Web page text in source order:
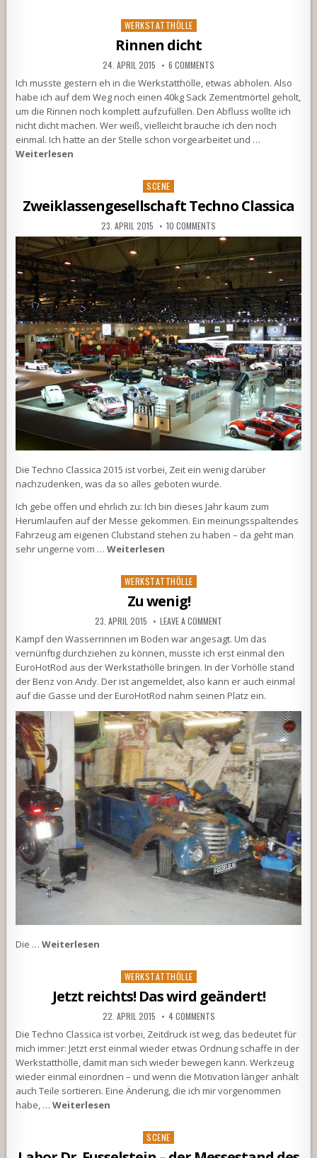
Posted
in
WERKSTATTHÖLLE
Rinnen dicht
24. APRIL 2015 6 COMMENTS
Ich musste gestern eh in die Werkstatthölle, etwas abholen. Also
habe ich auf dem Weg noch einen 40kg Sack Zementmörtel geholt,
um die Rinnen noch komplett aufzufüllen. Den Abfluss wollte ich
nicht dicht machen. Wer weiß, vielleicht brauche ich den noch
einmal. Ich hatte an der Stelle schon vorgearbeitet und …
Weiterlesen
Posted
in
SCENE
Zweiklassengesellschaft Techno Classica
23. APRIL 2015 10 COMMENTS
Die Techno Classica 2015 ist vorbei, Zeit ein wenig darüber
nachzudenken, was da so alles geboten wurde.
Ich gebe offen und ehrlich zu: Ich bin dieses Jahr kaum zum
Herumlaufen auf der Messe gekommen. Ein meinungsspaltendes
Fahrzeug am eigenen Clubstand stehen zu haben – da geht man
sehr ungerne vom …Weiterlesen
Posted
WERKSTATTHÖLLE
Zu wenig!
23. APRIL 2015 LEAVE A COMMENT
Kampf den Wasserrinnen im Boden war angesagt. Um das
vernünftig durchziehen zu können, musste ich erst einmal den
EuroHotRod aus der Werkstathölle bringen. In der Vorhölle stand
der Benz von Andy. Der ist angemeldet, also kann er auch einmal
auf die Gasse und der EuroHotRod nahm seinen Platz ein.
Die …Weiterlesen
Posted
in
WERKSTATTHÖLLE
Jetzt reichts! Das wird geändert!
22. APRIL 2015 4 COMMENTS
Die Techno Classica ist vorbei, Zeitdruck ist weg, das bedeutet für
mich immer: Jetzt erst einmal wieder etwas Ordnung schaffe in der
Werkstatthölle, damit man sich wieder bewegen kann. Werkzeug
wieder einmal einordnen – und wenn die Motivation länger anhält
auch Teile sortieren. Eine Änderung, die ich mir vorgenommen
habe, …Weiterlesen
Posted
in
SCENE